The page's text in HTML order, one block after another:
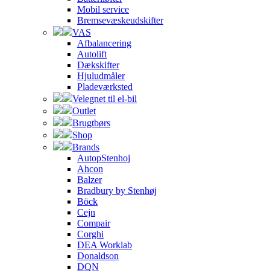
Mobil service
Bremsevæskeudskifter
VAS
Afbalancering
Autolift
Dækskifter
Hjuludmåler
Pladeværksted
Velegnet til el-bil
Outlet
Brugtbørs
Shop
Brands
AutopStenhoj
Ahcon
Balzer
Bradbury by Stenhøj
Böck
Cejn
Compair
Corghi
DEA Worklab
Donaldson
DQN